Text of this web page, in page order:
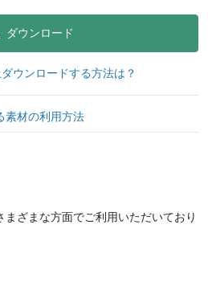
ダウンロード
ウンロードする方法は？
素材の利用方法
ざまな方面でご利用いただいており